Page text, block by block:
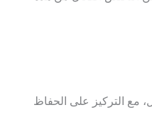
مع التركيز على الحفاظ